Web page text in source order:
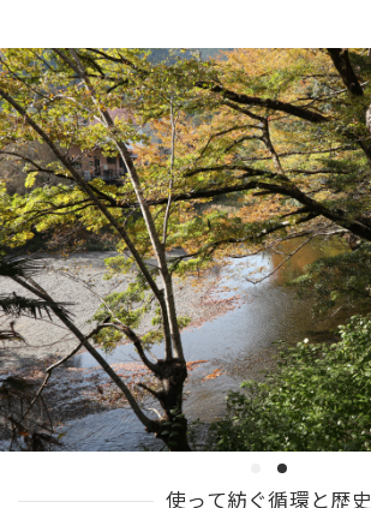
使って紡ぐ循環と歴史